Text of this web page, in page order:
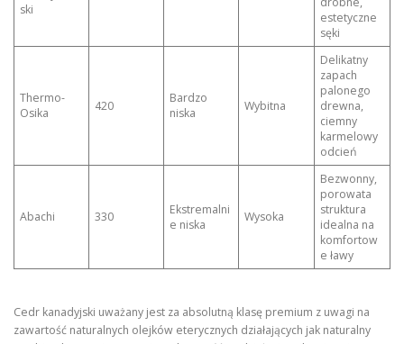
ski
estetyczne
sęki
Thermo-
Osika
420
Bardzo
niska
Wybitna
Delikatny
zapach
palonego
drewna,
ciemny
karmelowy
odcień
Abachi 330
Ekstremalni
e niska
Wysoka
Bezwonny,
porowata
struktura
idealna na
komfortow
e ławy
Cedr kanadyjski uważany jest za absolutną klasę premium z uwagi na
zawartość naturalnych olejków eterycznych działających jak naturalny